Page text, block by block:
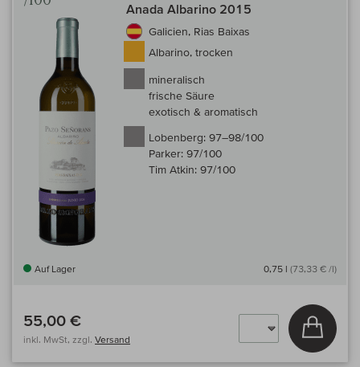
Anada Albarino 2015
Galicien, Rias Baixas
Albarino, trocken
mineralisch
frische Säure
exotisch & aromatisch
Lobenberg: 97–98/100
Parker: 97/100
Tim Atkin: 97/100
Auf Lager 0,75 l (73,33 € /l)
55,00 €
inkl. MwSt, zzgl. Versand
In